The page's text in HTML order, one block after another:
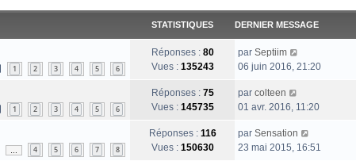
e
e
r
m
e
s
a
g
STATISTIQUES DERNIER MESSAGE
1 2 3 4 5 6
Réponses : 80
Vues : 135243
par Septiim
06 juin 2016, 21:20
1 2 3 4 5 6
Réponses : 75
Vues : 145735
par colteen
01 avr. 2016, 11:20
4 5 6 7 8
Réponses : 116
Vues : 150630
par Sensation
23 mai 2015, 16:51